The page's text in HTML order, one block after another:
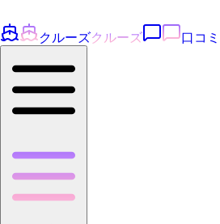
クルーズクルーズ 口コミ